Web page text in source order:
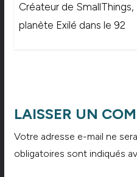
Créateur de SmallThings,
planète Exilé dans le 92
LAISSER UN
Votre adresse e-mail ne
obligatoires sont indiqués